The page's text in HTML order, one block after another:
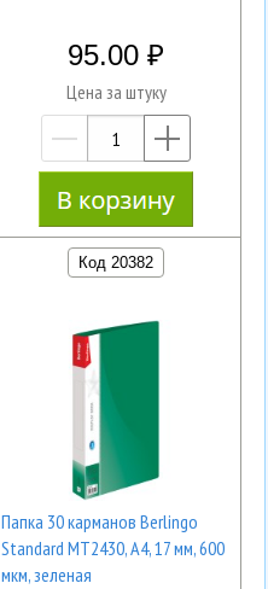
95.00
Цена за штуку
—
Код 20382
Папка 30 карманов Berlingo
Standard MT2430, А4, 17 мм, 600
мкм, зеленая